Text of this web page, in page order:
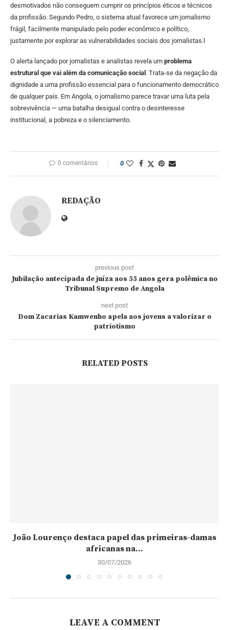
desmotivados não conseguem cumprir os princípios éticos e técnicos
da profissão. Segundo Pedro, o sistema atual favorece um jornalismo
frágil, facilmente manipulado pelo poder econômico e político,
justamente por explorar as vulnerabilidades sociais dos jornalistas.l
O alerta lançado por jornalistas e analistas revela um problema
estrutural que vai além da comunicação social. Trata-se da negação da
dignidade a uma profissão essencial para o funcionamento democrático
de qualquer país. Em Angola, o jornalismo parece travar uma luta pela
sobrevivência — uma batalha desigual contra o desinteresse
institucional, a pobreza e o silenciamento.
0 comentários 0
REDAÇÃO
previous post
Jubilação antecipada de juíza aos 55 anos gera polêmica no
Tribunal Supremo de Angola
next post
Dom Zacarias Kamwenho apela aos jovens a valorizar o
patriotismo
RELATED POSTS
João Lourenço destaca papel das primeiras-damas
africanas na...
30/07/2026
LEAVE A COMMENT